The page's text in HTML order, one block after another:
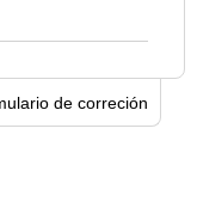
de correción